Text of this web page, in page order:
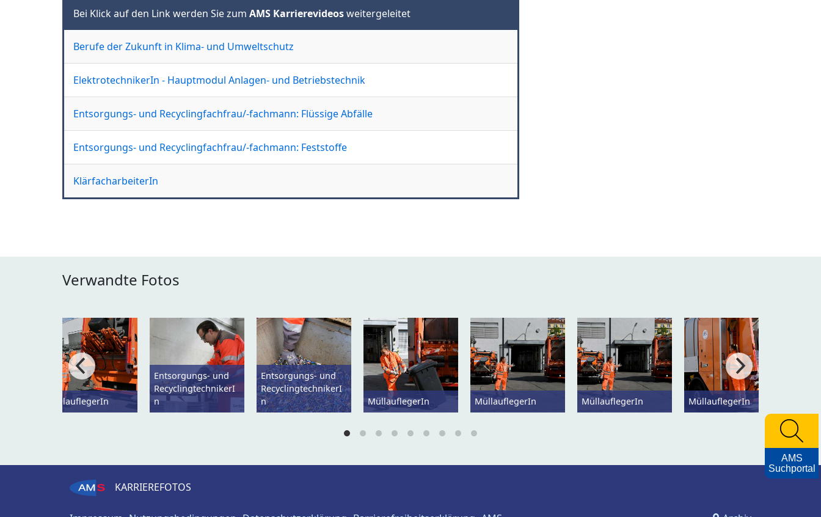
Bei Klick auf den Link werden Sie zum AMS Karrierevideosweitergeleitet
Berufe der Zukunft in Klima- und Umweltschutz
ElektrotechnikerIn - Hauptmodul Anlagen- und Betriebstechnik
Entsorgungs- und Recyclingfachfrau/-fachmann: Flüssige Abfälle
Entsorgungs- und Recyclingfachfrau/-fachmann: Feststoffe
KlärfacharbeiterIn
Verwandte Fotos
MüllauflegerIn MüllauflegerIn MüllauflegerIn MüllauflegerIn
MüllauflegerIn
Entsorgungs- und
RecyclingtechnikerI
n
Entsorgungs- und
RecyclingtechnikerI
n
KARRIEREFOTOS
AMS
Suchportal